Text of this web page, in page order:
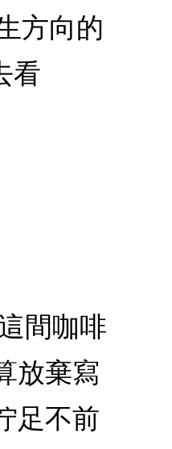
方向的
看
間咖啡
放棄寫
足不前